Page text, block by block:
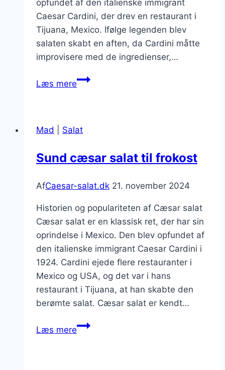
opfundet af den italienske immigrant
Caesar Cardini, der drev en restaurant i
Tijuana, Mexico. Ifølge legenden blev
salaten skabt en aften, da Cardini måtte
improvisere med de ingredienser,…
Læs mereCæsarsalat
friske
Mad Salat
Sund cæsar salat til frokost
AfCaesar-salat.dk 21. november 2024
Historien og populariteten af Cæsar salat
Cæsar salat er en klassisk ret, der har sin
oprindelse i Mexico. Den blev opfundet af
den italienske immigrant Caesar Cardini i
1924. Cardini ejede flere restauranter i
Mexico og USA, og det var i hans
restaurant i Tijuana, at han skabte den
berømte salat. Cæsar salat er kendt…
Læs mereSund